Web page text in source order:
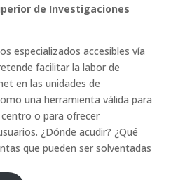
de Investigaciones
especializados accesibles vía
facilitar la labor de
en las unidades de
una herramienta válida para
o para ofrecer
¿Dónde acudir? ¿Qué
que pueden ser solventadas